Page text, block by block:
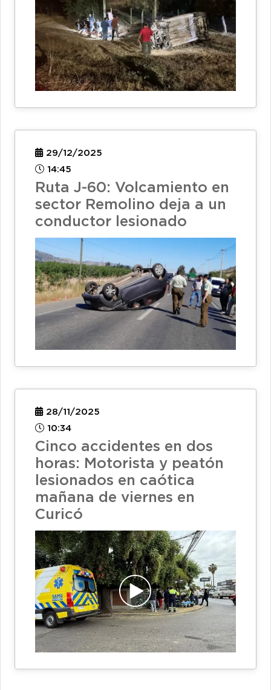
29/12/2025
14:45
Ruta J-60: Volcamiento en
sector Remolino deja a un
conductor lesionado
28/11/2025
10:34
Cinco accidentes en dos
horas: Motorista y peatón
lesionados en caótica
mañana de viernes en
Curicó